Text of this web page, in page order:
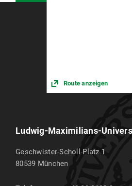
Route anzeigen
Ludwig-Maximilians-
Geschwister-Scholl-Platz 1
80539 München